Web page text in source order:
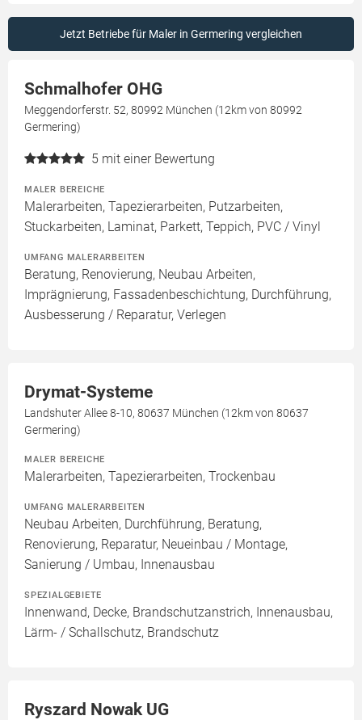
Jetzt Betriebe für Maler in Germering vergleichen
Schmalhofer OHG
Meggendorferstr. 52, 80992 München (12km von 80992
Germering)
5 mit einer Bewertung
MALER BEREICHE
Malerarbeiten, Tapezierarbeiten, Putzarbeiten,
Stuckarbeiten, Laminat, Parkett, Teppich, PVC / Vinyl
UMFANG MALERARBEITEN
Beratung, Renovierung, Neubau Arbeiten,
Imprägnierung, Fassadenbeschichtung, Durchführung,
Ausbesserung / Reparatur, Verlegen
Drymat-Systeme
Landshuter Allee 8-10, 80637 München (12km von 80637
Germering)
MALER BEREICHE
Malerarbeiten, Tapezierarbeiten, Trockenbau
UMFANG MALERARBEITEN
Neubau Arbeiten, Durchführung, Beratung,
Renovierung, Reparatur, Neueinbau / Montage,
Sanierung / Umbau, Innenausbau
SPEZIALGEBIETE
Innenwand, Decke, Brandschutzanstrich, Innenausbau,
Lärm- / Schallschutz, Brandschutz
Ryszard Nowak UG